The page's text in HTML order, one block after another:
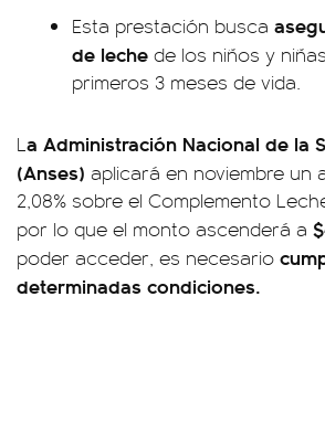
Esta prestación busca
de leche de los niños y
primeros 3 meses de vida.
La Administración Nacional de la
(Anses) aplicará en noviembre un
2,08% sobre el Complemento
por lo que el monto ascenderá a
poder acceder, es necesario
determinadas condiciones.